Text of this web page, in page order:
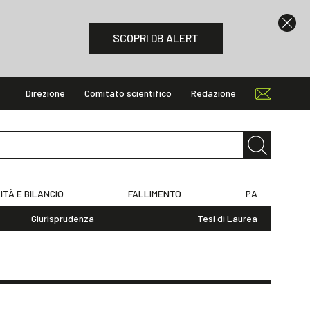
SCOPRI DB ALERT
Direzione Comitato scientifico Redazione
E BILANCIO FALLIMENTO PA
Giurisprudenza Tesi di Laurea